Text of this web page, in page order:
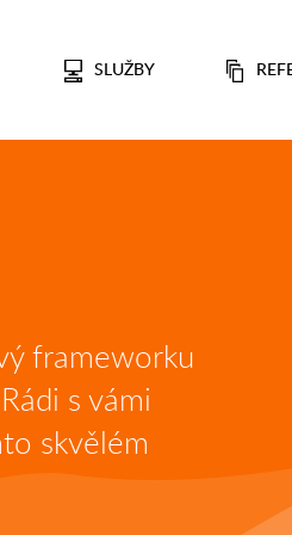
SLUŽBY
frameworku
s vámi
skvělém